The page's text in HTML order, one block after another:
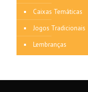
Caixas Temáticas
Jogos Tradicionais
Lembranças